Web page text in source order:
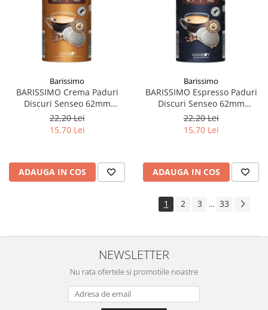
Barissimo
BARISSIMO Crema Paduri
Discuri Senseo 62mm
Monodoze 20buc 140g
22,20 Lei
15,70 Lei
ADAUGA IN COS
Barissimo
BARISSIMO Espresso Paduri
Discuri Senseo 62mm
Monodoze 20buc 140g
22,20 Lei
15,70 Lei
ADAUGA IN COS
1 2 3 ... 33
NEWSLETTER
Nu rata ofertele si promotiile noastre